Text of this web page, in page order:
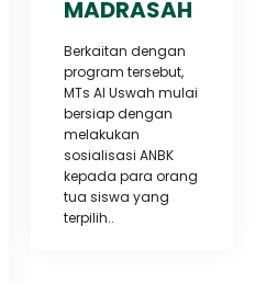
MADRASAH
Berkaitan dengan
program tersebut,
MTs Al Uswah mulai
bersiap dengan
melakukan
sosialisasi ANBK
kepada para orang
tua siswa yang
terpilih..